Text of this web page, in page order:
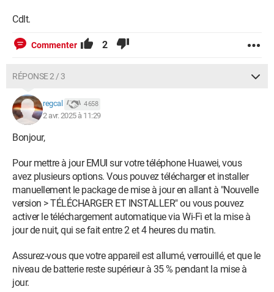
Cdlt.
Commenter 2
RÉPONSE 2 / 3
regcal 4 658
2 avr. 2025 à 11:29
Bonjour,
Pour mettre à jour EMUI sur votre téléphone Huawei, vous
avez plusieurs options. Vous pouvez télécharger et installer
manuellement le package de mise à jour en allant à "Nouvelle
version > TÉLÉCHARGER ET INSTALLER" ou vous pouvez
activer le téléchargement automatique via Wi-Fi et la mise à
jour de nuit, qui se fait entre 2 et 4 heures du matin.
Assurez-vous que votre appareil est allumé, verrouillé, et que le
niveau de batterie reste supérieur à 35 % pendant la mise à
jour.